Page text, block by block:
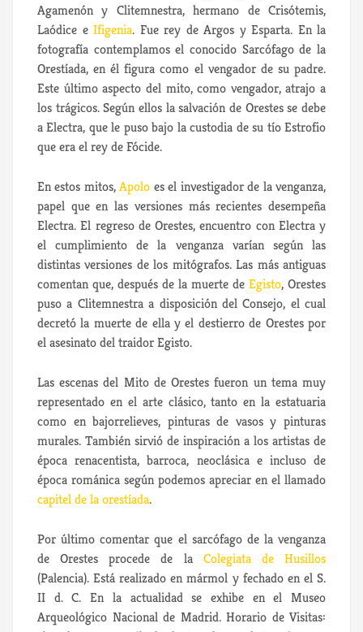
Agamenón y Clitemnestra, hermano de Crisótemis,
Laódice e Ifigenia. Fue rey de Argos y Esparta. En la
fotografía contemplamos el conocido Sarcófago de la
Orestíada, en él figura como el vengador de su padre.
Este último aspecto del mito, como vengador, atrajo a
los trágicos. Según ellos la salvación de Orestes se debe
a Electra, que le puso bajo la custodia de su tío Estrofio
que era el rey de Fócide.
En estos mitos,Apolo es el investigador de la venganza,
papel que en las versiones más recientes desempeña
Electra. El regreso de Orestes, encuentro con Electra y
el cumplimiento de la venganza varían según las
distintas versiones de los mitógrafos. Las más antiguas
comentan que, después de la muerte de Egisto, Orestes
puso a Clitemnestra a disposición del Consejo, el cual
decretó la muerte de ella y el destierro de Orestes por
el asesinato del traidor Egisto.
Las escenas del Mito de Orestes fueron un tema muy
representado en el arte clásico, tanto en la estatuaria
como en bajorrelieves, pinturas de vasos y pinturas
murales. También sirvió de inspiración a los artistas de
época renacentista, barroca, neoclásica e incluso de
época románica según podemos apreciar en el llamado
capitel de la orestíada.
Por último comentar que el sarcófago de la venganza
de Orestes procede de la Colegiata de Husillos
(Palencia). Está realizado en mármol y fechado en el S.
II d. C. En la actualidad se exhibe en el Museo
Arqueológico Nacional de Madrid. Horario de Visitas: